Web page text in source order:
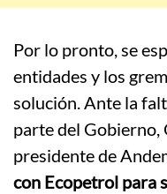
Por lo pronto, se
entidades y los
solución. Ante la
parte del
presidente de
con Ecopetrol para